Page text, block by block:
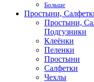
Больше
Простыни,
Простыни,
Подгузники
Клеёнки
Пеленки
Простыни
Салфетки
Чехлы